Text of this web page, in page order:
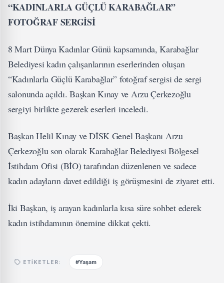
“KADINLARLA GÜÇLÜ KARABAĞLAR”
FOTOĞRAF SERGİSİ
8 Mart Dünya Kadınlar Günü kapsamında, Karabağlar
Belediyesi kadın çalışanlarının eserlerinden oluşan
“Kadınlarla Güçlü Karabağlar” fotoğraf sergisi de sergi
salonunda açıldı. Başkan Kınay ve Arzu Çerkezoğlu
sergiyi birlikte gezerek eserleri inceledi.
Başkan Helil Kınay ve DİSK Genel Başkanı Arzu
Çerkezoğlu son olarak Karabağlar Belediyesi Bölgesel
İstihdam Ofisi (BİO) tarafından düzenlenen ve sadece
kadın adayların davet edildiği iş görüşmesini de ziyaret etti.
İki Başkan, iş arayan kadınlarla kısa süre sohbet ederek
kadın istihdamının önemine dikkat çekti.
ETIKETLER: #Yaşam